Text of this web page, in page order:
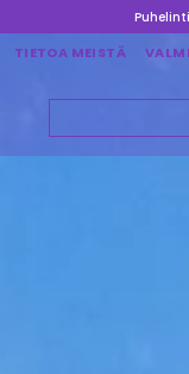
TIETOA MEISTÄ